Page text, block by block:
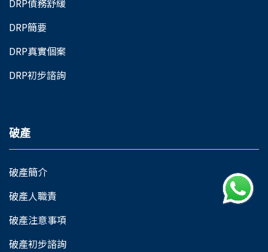
DRP債務舒緩
DRP簡要
DRP真實個案
DRP初步諮詢
破產
破產簡介
破產人職責
破產注意事項
破產初步諮詢